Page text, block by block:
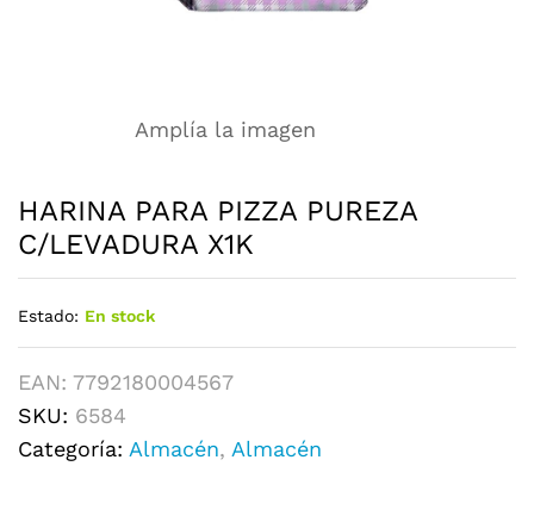
Amplía la imagen
HARINA PARA PIZZA PUREZA
C/LEVADURA X1K
Estado: En stock
EAN: 7792180004567
SKU: 6584
Categoría: Almacén, Almacén